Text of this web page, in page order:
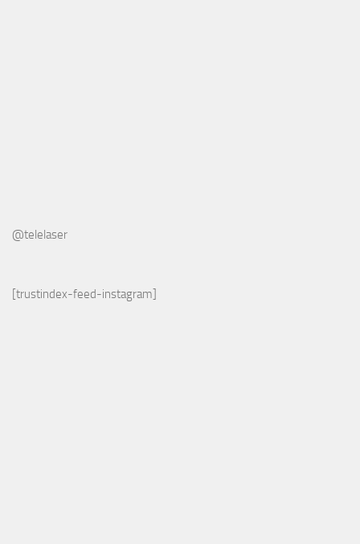
@telelaser
[trustindex-feed-instagram]